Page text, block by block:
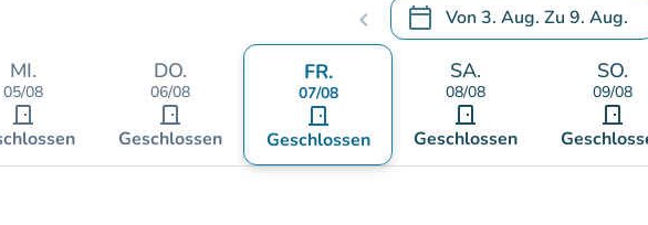
chevron_left calendar_today Von3. Aug. Zu 9. Aug.
.Öffnen Sie den Kalender,
MI.
05/08
door_front
DO.
06/08
door_front
Geschlossen
FR.
07/08
door_front
Geschlossen
SA.
08/08
door_front
Geschlossen
SO.
09/08
door_front